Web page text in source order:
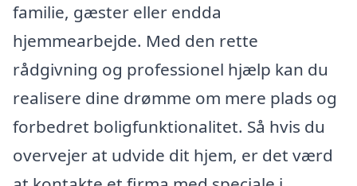
familie, gæster eller endda
hjemmearbejde. Med den rette
rådgivning og professionel hjælp kan du
realisere dine drømme om mere plads og
forbedret boligfunktionalitet. Så hvis du
overvejer at udvide dit hjem, er det værd